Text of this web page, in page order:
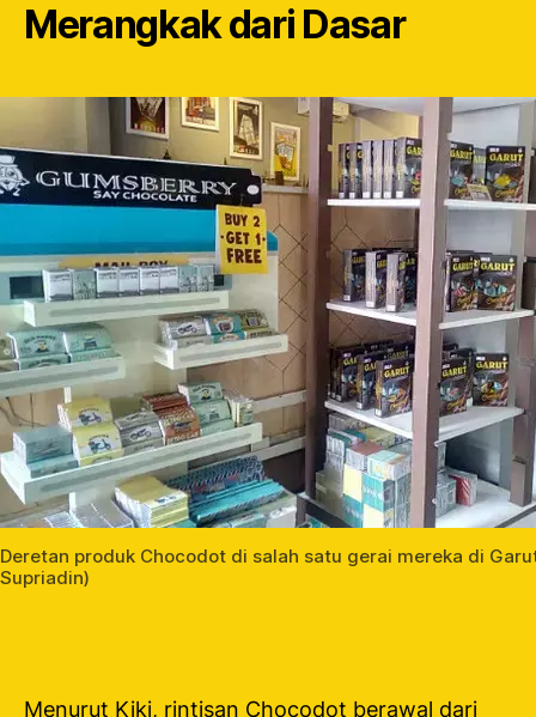
Merangkak dari Dasar
Deretan produk Chocodot di salah satu gerai mereka di
Supriadin)
Menurut Kiki, rintisan Chocodot berawal dari